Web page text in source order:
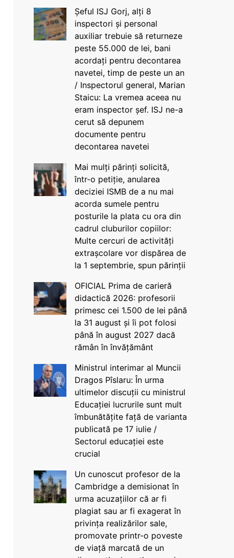
Șeful ISJ Gorj, alți 8
inspectori și personal
auxiliar trebuie să returneze
peste 55.000 de lei, bani
acordați pentru decontarea
navetei, timp de peste un an
/ Inspectorul general, Marian
Staicu: La vremea aceea nu
eram inspector șef. ISJ ne-a
cerut să depunem
documente pentru
decontarea navetei
Mai mulți părinți solicită,
într-o petiție, anularea
deciziei ISMB de a nu mai
acorda sumele pentru
posturile la plata cu ora din
cadrul cluburilor copiilor:
Multe cercuri de activități
extrașcolare vor dispărea de
la 1 septembrie, spun părinții
OFICIAL Prima de carieră
didactică 2026: profesorii
primesc cei 1.500 de lei până
la 31 august și îi pot folosi
până în august 2027 dacă
rămân în învățământ
Ministrul interimar al Muncii
Dragos Pîslaru: În urma
ultimelor discuții cu ministrul
Educației lucrurile sunt mult
îmbunătățite față de varianta
publicată pe 17 iulie /
Sectorul educației este
crucial
Un cunoscut profesor de la
Cambridge a demisionat în
urma acuzațiilor că ar fi
plagiat sau ar fi exagerat în
privința realizărilor sale,
promovate printr-o poveste
de viață marcată de un